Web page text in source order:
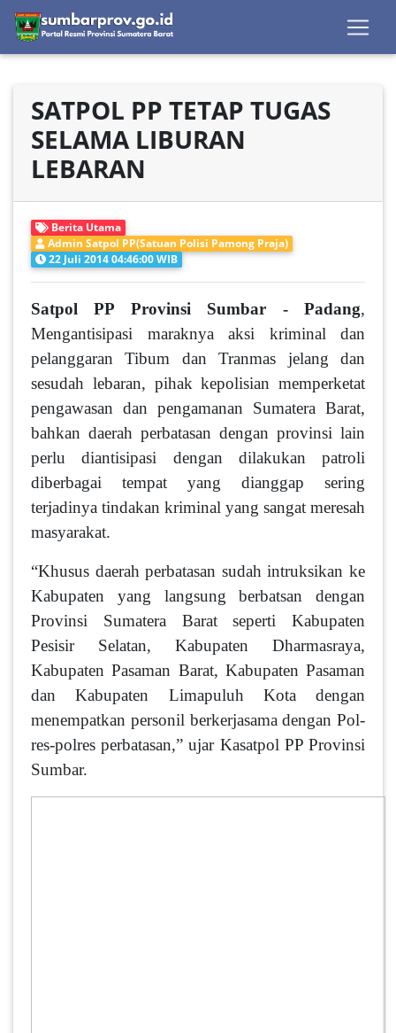
SATPOL PP TETAP TUGAS
SELAMA LIBURAN
LEBARAN
Berita Utama
Admin Satpol PP(Satuan Polisi Pamong Praja)
22 Juli 2014 04:46:00 WIB
Satpol PP Provinsi Sumbar - Padang,
Mengantisi­pasi maraknya aksi kriminal dan
pelanggaran Tibum dan Tranmas jelang dan
sesudah lebaran, pihak kepolisian memperketat
penga­wasan dan pengamanan Suma­tera Barat,
bahkan daerah perba­tasan dengan provinsi lain
perlu diantisipasi dengan dilakukan patroli
diberbagai tempat yang dianggap sering
terjadinya tindakan kriminal yang sangat meresah
masyarakat.
“Khusus daerah perbatasan sudah intruksikan ke
Kabupaten yang langsung berbatsan dengan
Provinsi Sumatera Barat seperti Kabupaten
Pesisir Selatan, Kabupaten Dharmasraya,
Kabupaten Pasaman Barat, Kabupaten Pasaman
dan Kabupaten Limapuluh Kota dengan
menempatkan personil berkerjasama dengan Pol­
res-polres perbatasan,” ujar Kasatpol PP Provinsi
Sumbar.